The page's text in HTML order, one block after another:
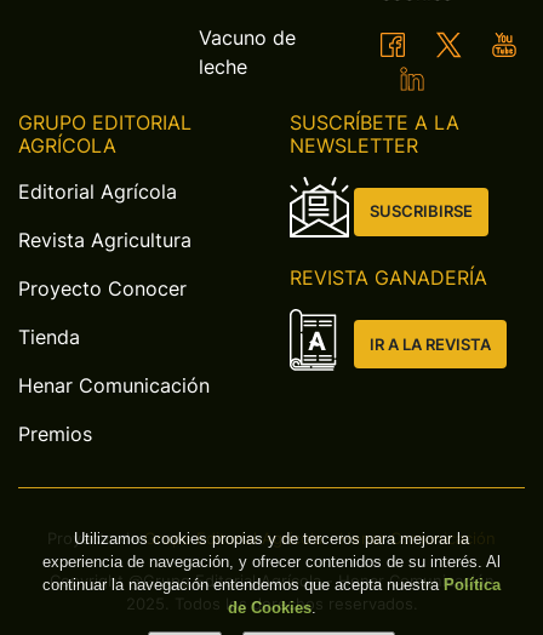
Utilizamos cookies propias y de terceros para mejorar la
experiencia de navegación, y ofrecer contenidos de su interés. Al
continuar la navegación entendemos que acepta nuestra Política
de Cookies.
Vacuno de
leche
GRUPO EDITORIAL
AGRÍCOLA
Editorial Agrícola
Revista Agricultura
Proyecto Conocer
Tienda
Henar Comunicación
Premios
SUSCRÍBETE A LA
NEWSLETTER
SUSCRIBIRSE
REVISTA GANADERÍA
IR A LA REVISTA
Proyecto deGrupo Editorial Agrícola - Henar Comunicación
Copyright @Grupo Editorial Agrícola - Henar Comunicación
2025. Todos los derechos reservados.